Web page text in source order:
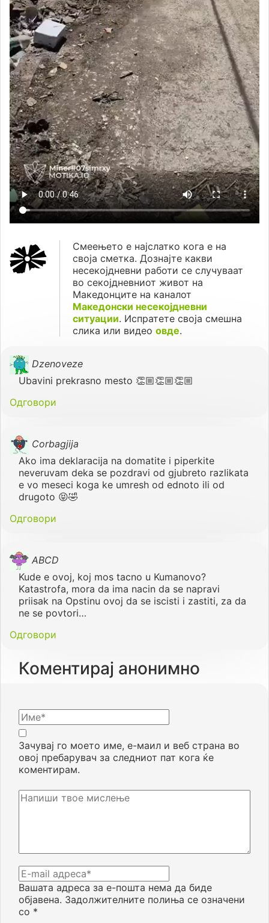
Смеењето е најслатко кога е на
своја сметка. Дознајте какви
несекојдневни работи се случуваат
во секојдневниот живот на
Македонците на каналот
Македонски несекојдневни
ситуации. Испратете своја смешна
слика или видео овде.
Dzenoveze
Ubavini prekrasno mesto 👏🏼👏🏼👏🏼
Одговори
Corbagjija
Ako ima deklaracija na domatite i piperkite
neveruvam deka se pozdravi od gjubreto razlikata
e vo meseci koga ke umresh od ednoto ili od
drugoto 😝🤣
Одговори
ABCD
Kude e ovoj, koj mos tacno u Kumanovo?
Katastrofa, mora da ima nacin da se napravi
priisak na Opstinu ovoj da se iscisti i zastiti, za da
ne se povtori…
Одговори
Коментирај анонимно
Вашата адреса за е-пошта нема да биде
објавена. Задолжителните полиња се означени
со *
Зачувај го моето име, е-маил и веб страна во
овој пребарувач за следниот пат кога ќе
коментирам.